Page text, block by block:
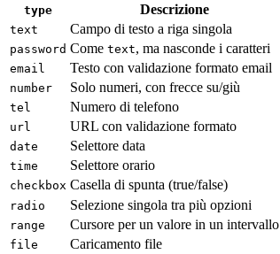
type Descrizione
text Campo di testo a riga singola
password Come text, ma nasconde i caratteri
email Testo con validazione formato email
number Solo numeri, con frecce su/giù
tel Numero di telefono
url URL con validazione formato
date Selettore data
time Selettore orario
checkbox Casella di spunta (true/false)
radio Selezione singola tra più opzioni
range Cursore per un valore in un intervallo
file Caricamento file